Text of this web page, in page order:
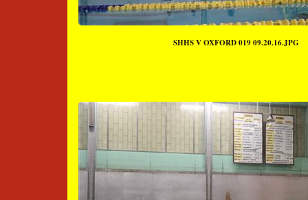
SHHS V OXFORD 019 09.20.16.JPG